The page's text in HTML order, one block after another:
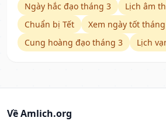
Ngày hắc đạo tháng 3
Lịch âm
Chuẩn bị Tết
Xem ngày tốt
Cung hoàng đạo tháng 3
Lịch
Về Amlich.org